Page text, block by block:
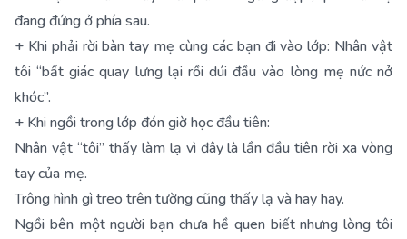
đang đứng ở phía sau.
+ Khi phải rời bàn tay mẹ cùng các bạn đi vào lớp: Nhân vật
tôi “bất giác quay lưng lại rồi dúi đầu vào lòng mẹ nức nở
khóc”.
+ Khi ngồi trong lớp đón giờ học đầu tiên:
Nhân vật “tôi” thấy làm lạ vì đây là lần đầu tiên rời xa vòng
tay của mẹ.
Trông hình gì treo trên tường cũng thấy lạ và hay hay.
Ngồi bên một người bạn chưa hề quen biết nhưng lòng tôi